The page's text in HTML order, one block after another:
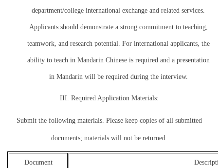
department/college international exchange and related services.
Applicants should demonstrate a strong commitment to teaching,
teamwork, and research potential. For international applicants, the
ability to teach in Mandarin Chinese is required and a presentation
in Mandarin will be required during the interview.
III. Required Application Materials:
Submit the following materials. Please keep copies of all submitted
documents; materials will not be returned.
Document